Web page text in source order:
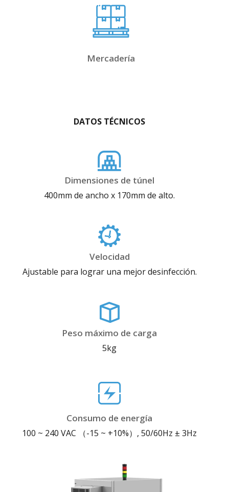
Mercadería
DATOS TÉCNICOS
Dimensiones de túnel
400mm de ancho x 170mm de alto.
Velocidad
Ajustable para lograr una mejor desinfección.
Peso máximo de carga
5kg
Consumo de energía
100 ~ 240 VAC （-15 ~ +10%）, 50/60Hz ± 3Hz